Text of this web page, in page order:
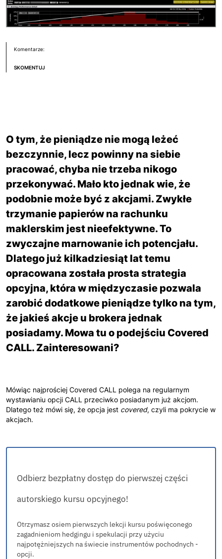
Komentarze:
SKOMENTUJ
O tym, że pieniądze nie mogą leżeć
bezczynnie, lecz powinny na siebie
pracować, chyba nie trzeba nikogo
przekonywać. Mało kto jednak wie, że
podobnie może być z akcjami. Zwykłe
trzymanie papierów na rachunku
maklerskim jest nieefektywne. To
zwyczajne marnowanie ich potencjału.
Dlatego już kilkadziesiąt lat temu
opracowana została prosta strategia
opcyjna, która w międzyczasie pozwala
zarobić dodatkowe pieniądze tylko na tym,
że jakieś akcje u brokera jednak
posiadamy. Mowa tu o podejściu Covered
CALL. Zainteresowani?
Mówiąc najprościej Covered CALL polega na regularnym
wystawianiu opcji CALL przeciwko posiadanym już akcjom.
Dlatego też mówi się, że opcja jest covered, czyli ma pokrycie w
akcjach.
Odbierz bezpłatny dostęp do pierwszej części
autorskiego kursu opcyjnego!
Otrzymasz osiem pierwszych lekcji kursu poświęconego
zagadnieniom hedgingu i spekulacji przy użyciu
najpotężniejszych na świecie instrumentów pochodnych -
opcji.